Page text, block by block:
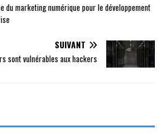
du marketing numérique pour le développement
SUIVANT
sont vulnérables aux hackers